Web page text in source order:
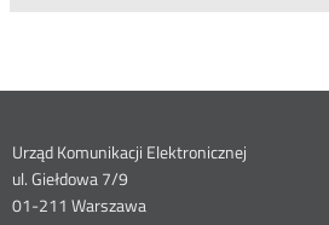
Dane
Urząd Komunikacji Elektronicznej
ul. Giełdowa 7/9
01-211 Warszawa